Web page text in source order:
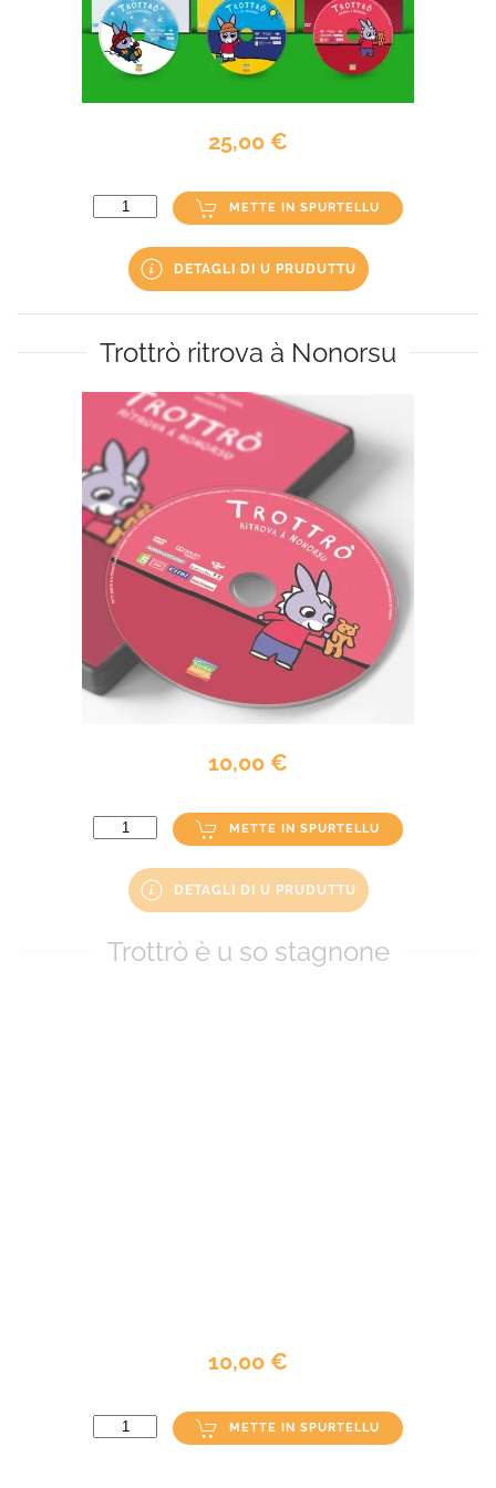
25,00 €
METTE IN SPURTELLU
DETAGLI DI U PRUDUTTU
Trottrò ritrova à Nonorsu
10,00 €
METTE IN SPURTELLU
DETAGLI DI U PRUDUTTU
Trottrò è u so stagnone
10,00 €
METTE IN SPURTELLU